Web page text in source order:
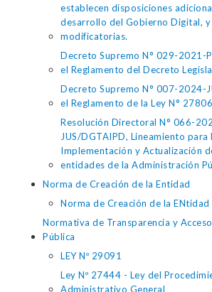
establecen disposiciones
desarrollo del Gobierno Digital, y
modificatorias.
Decreto Supremo N° 029-2021-
el Reglamento del Decreto
Decreto Supremo N° 007-2024-
el Reglamento de la Ley N°
Resolución Directoral N° 066-
JUS/DGTAIPD, Lineamiento para
Implementación y Actualización
entidades de la Administración
Norma de Creación de la Entidad
Norma de Creación de la ENtidad
Normativa de Transparencia y
Pública
LEY Nº 29091
Ley Nº 27444 - Ley del
Administrativo General